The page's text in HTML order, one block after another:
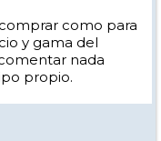
como para
y gama del
nada
propio.